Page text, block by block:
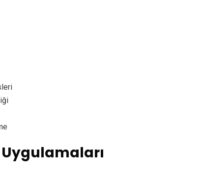
Uygulamaları